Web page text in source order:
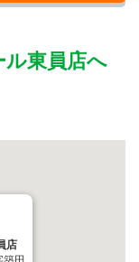
東員店へ
店